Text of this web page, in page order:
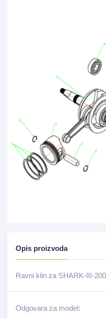
Opis proizvoda
Ravni klin za SHARK-III-200
Odgovara za model: